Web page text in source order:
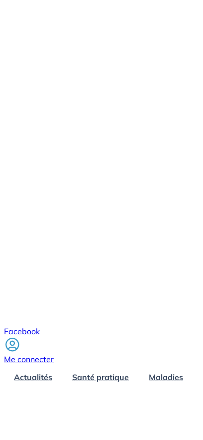
Facebook
Me connecter
Actualités
Santé pratique Maladies